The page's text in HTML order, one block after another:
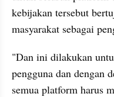
kebijakan tersebut
masyarakat sebagai
"Dan ini dilakukan
pengguna dan dengan
semua platform harus